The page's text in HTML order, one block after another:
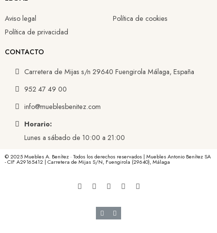
Aviso legal
Política de privacidad
Política de cookies
CONTACTO
Carretera de Mijas s/n 29640 Fuengirola Málaga, España
952 47 49 00
info@mueblesbenitez.com
Horario:
Lunes a sábado de 10:00 a 21:00
© 2025 Muebles A. Benítez · Todos los derechos reservados | Muebles Antonio Benítez SA
- CIF A29165412 | Carretera de Mijas S/N, Fuengirola (29640), Málaga